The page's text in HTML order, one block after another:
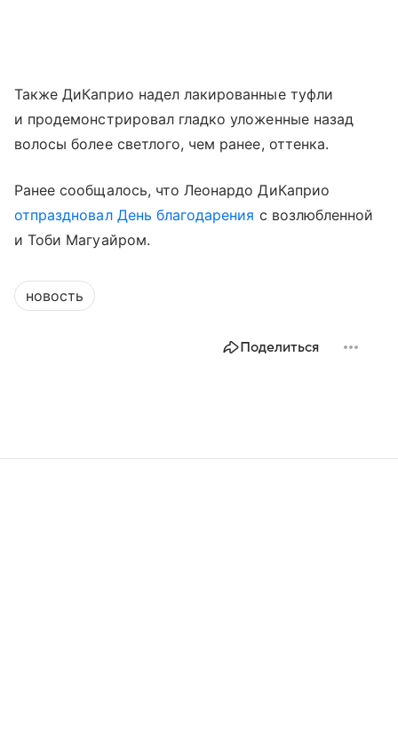
Также ДиКаприо надел лакированные туфли
и продемонстрировал гладко уложенные назад
волосы более светлого, чем ранее, оттенка.
Ранее сообщалось, что Леонардо ДиКаприо
отпраздновал День благодарения с возлюбленной
и Тоби Магуайром.
новость
Поделиться